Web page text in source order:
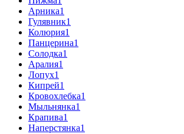
Арника1
Гулявник1
Колюрия1
Панцерина1
Солодка1
Аралия1
Лопух1
Кипрей1
Кровохлебка1
Мыльнянка1
Крапива1
Наперстянка1